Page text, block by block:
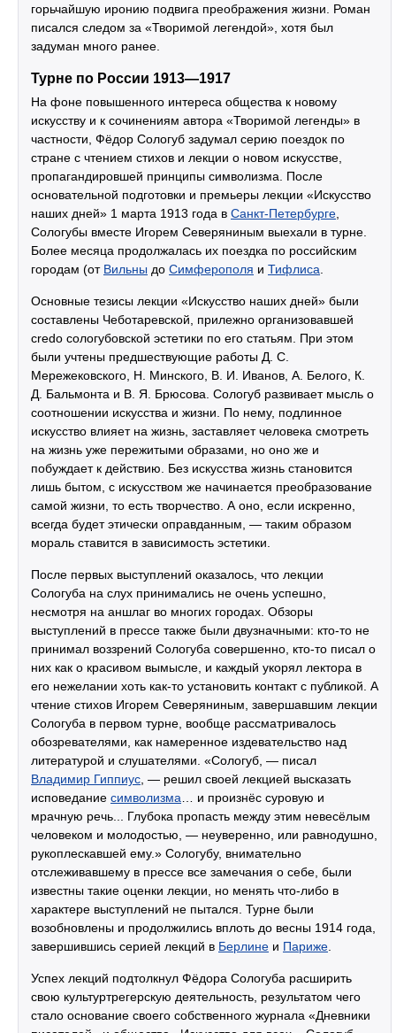
горьчайшую иронию подвига преображения жизни. Роман
писался следом за «Творимой легендой», хотя был
задуман много ранее.
Турне по России 1913—1917
На фоне повышенного интереса общества к новому
искусству и к сочинениям автора «Творимой легенды» в
частности, Фёдор Сологуб задумал серию поездок по
стране с чтением стихов и лекции о новом искусстве,
пропагандировшей принципы символизма. После
основательной подготовки и премьеры лекции «Искусство
наших дней» 1 марта 1913 года в Санкт-Петербурге
Сологубы вместе Игорем Северяниным выехали в турне.
Более месяца продолжалась их поездка по российским
городам (от Вильны до Симферополя и Тифлиса
Основные тезисы лекции «Искусство наших дней» были
составлены Чеботаревской, прилежно организовавшей
credo сологубовской эстетики по его статьям. При этом
были учтены предшествующие работы Д. С.
Мережековского, Н. Минского, В. И. Иванов, А. Белого, К.
Д. Бальмонта и В. Я. Брюсова. Сологуб развивает мысль о
соотношении искусства и жизни. По нему, подлинное
искусство влияет на жизнь, заставляет человека смотреть
на жизнь уже пережитыми образами, но оно же и
побуждает к действию. Без искусства жизнь становится
лишь бытом, с искусством же начинается преобразование
самой жизни, то есть творчество. А оно, если искренно,
всегда будет этически оправданным, — таким образом
мораль ставится в зависимость эстетики.
После первых выступлений оказалось, что лекции
Сологуба на слух принимались не очень успешно,
несмотря на аншлаг во многих городах. Обзоры
выступлений в прессе также были двузначными: кто-то не
принимал воззрений Сологуба совершенно, кто-то писал о
них как о красивом вымысле, и каждый укорял лектора в
его нежелании хоть как-то установить контакт с публикой. А
чтение стихов Игорем Северяниным, завершавшим лекции
Сологуба в первом турне, вообще рассматривалось
обозревателями, как намеренное издевательство над
литературой и слушателями. «Сологуб, — писал
Владимир Гиппиус , — решил своей лекцией высказать
исповедание символизма … и произнёс суровую и
мрачную речь... Глубока пропасть между этим невесёлым
человеком и молодостью, — неуверенно, или равнодушно,
рукоплескавшей ему.» Сологубу, внимательно
отслеживавшему в прессе все замечания о себе, были
известны такие оценки лекции, но менять что-либо в
характере выступлений не пытался. Турне были
возобновлены и продолжились вплоть до весны 1914 года,
завершившись серией лекций в Берлине и Париже
Успех лекций подтолкнул Фёдора Сологуба расширить
свою культуртрегерскую деятельность, результатом чего
стало основание своего собственного журнала «Дневники